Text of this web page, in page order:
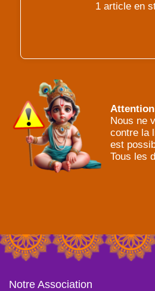
1 article en
Attention
Nous ne
contre la
est
Tous les
Notre Association